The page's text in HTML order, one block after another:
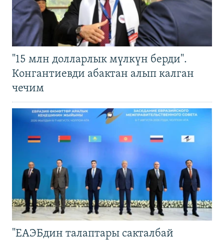
"15 млн долларлык мүлкүн берди".
Конгантиевди абактан алып калган
чечим
"ЕАЭБдин талаптары сакталбай